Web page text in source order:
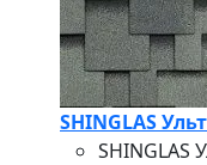
SHINGLAS
SHINGLAS